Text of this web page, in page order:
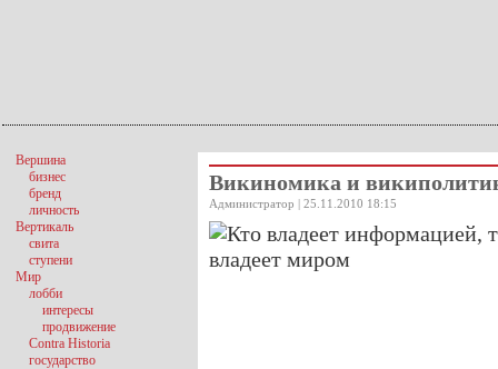
Викиномика и
Администратор | 25.11.2010 18:15
Вершина
бизнес
бренд
личность
Вертикаль
свита
ступени
Мир
лобби
интересы
продвижение
Contra Historia
государство